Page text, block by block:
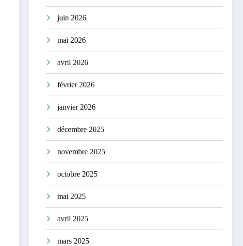
juin 2026
mai 2026
avril 2026
février 2026
janvier 2026
décembre 2025
novembre 2025
octobre 2025
mai 2025
avril 2025
mars 2025